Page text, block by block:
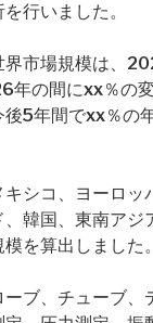
行いました。
市場規模は、
の間にxx％の
5年間でxx％の
シコ、ヨーロッ
韓国、東南アジ
を算出しました。
ブ、チューブ、